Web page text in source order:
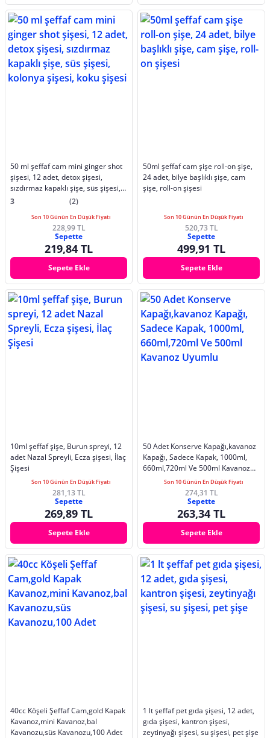
50 ml şeffaf cam mini ginger shot
şişesi, 12 adet, detox şişesi,
sızdırmaz kapaklı şişe, süs şişesi,
kolonya şişesi, koku şişesi
3 (2)
Son 10 Günün En Düşük Fiyatı
228,99 TL
Sepette
219,84 TL
Sepete Ekle
50ml şeffaf cam şişe roll-on şişe,
24 adet, bilye başlıklı şişe, cam
şişe, roll-on şişesi
Son 10 Günün En Düşük Fiyatı
520,73 TL
Sepette
499,91 TL
Sepete Ekle
10ml şeffaf şişe, Burun spreyi, 12
adet Nazal Spreyli, Ecza şişesi, İlaç
Şişesi
Son 10 Günün En Düşük Fiyatı
281,13 TL
Sepette
269,89 TL
Sepete Ekle
50 Adet Konserve Kapağı,kavanoz
Kapağı, Sadece Kapak, 1000ml,
660ml,720ml Ve 500ml Kavanoz
UyumluSon 10 Günün En Düşük Fiyatı
274,31 TL
Sepette
263,34 TL
Sepete Ekle
40cc Köşeli Şeffaf Cam,gold Kapak
Kavanoz,mini Kavanoz,bal
Kavanozu,süs Kavanozu,100 Adet
1 lt şeffaf pet gıda şişesi, 12 adet,
gıda şişesi, kantron şişesi,
zeytinyağı şişesi, su şişesi, pet şişe